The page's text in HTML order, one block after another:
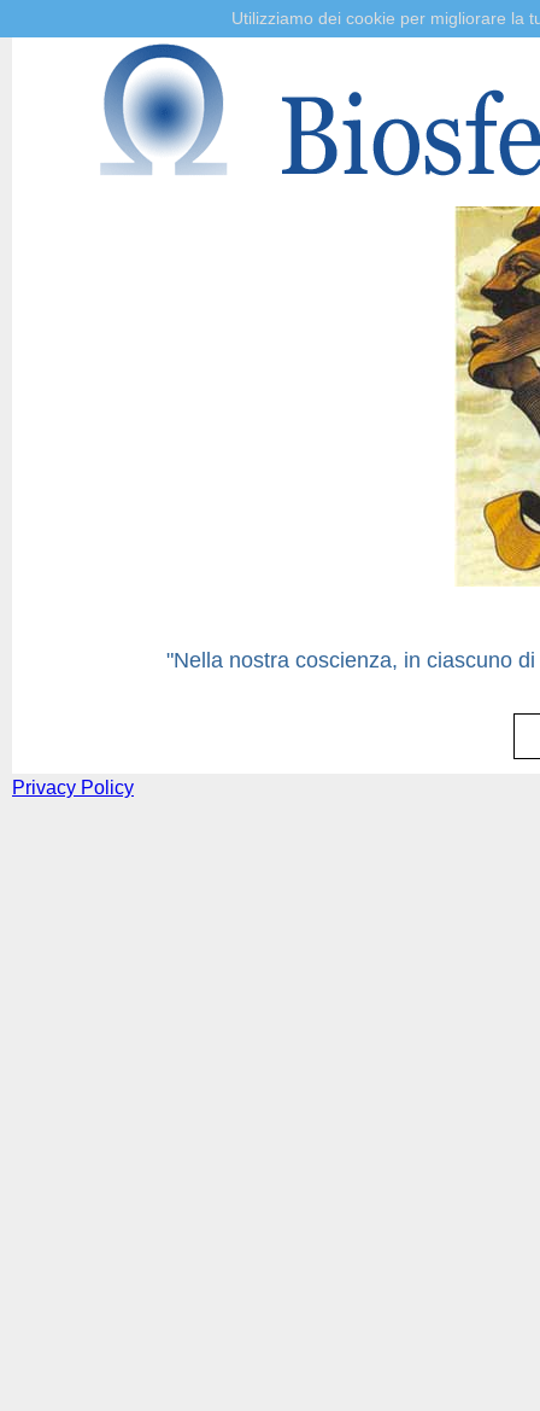
"Nella nostra coscienza, in ciascuno
Privacy Policy
Utilizziamo dei cookie per migliorare la